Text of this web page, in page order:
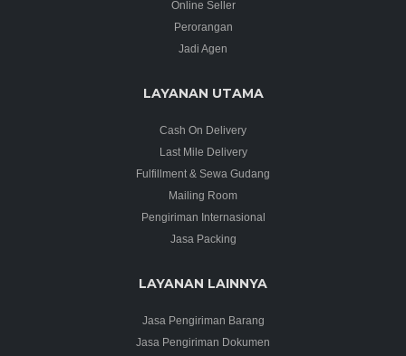
Online Seller
Perorangan
Jadi Agen
LAYANAN UTAMA
Cash On Delivery
Last Mile Delivery
Fulfillment & Sewa Gudang
Mailing Room
Pengiriman Internasional
Jasa Packing
LAYANAN LAINNYA
Jasa Pengiriman Barang
Jasa Pengiriman Dokumen